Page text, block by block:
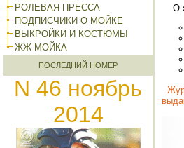
РОЛЕВАЯ ПРЕССА
ПОДПИСЧИКИ О МОЙКЕ
ВЫКРОЙКИ И КОСТЮМЫ
ЖЖ МОЙКА
ПОСЛЕДНИЙ НОМЕР
N 46 ноябрь
2014
О